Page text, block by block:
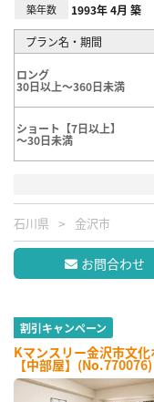
築年数 1993年 4月 築
プラン名・期間
ロング
30日以上～360日未満
ショート【7日以上】
～30日未満
石川県 金沢市
お問合わせ
割引キャンペーン
Kマンスリー金沢市文
【中部屋】(No.770076)